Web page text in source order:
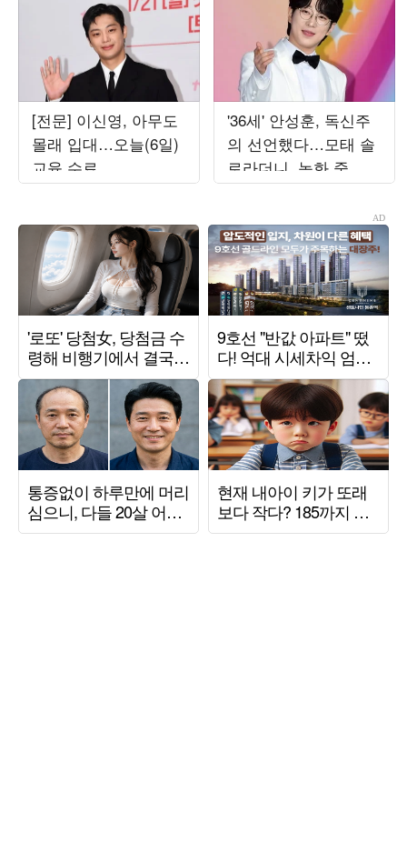
[전문] 이신영, 아무도
몰래 입대…오늘(6일)
교육 수료
'36세' 안성훈, 독신주
의 선언했다…모태 솔
로라더니, 녹화 중 돌
발 발언 ('미스트롯포